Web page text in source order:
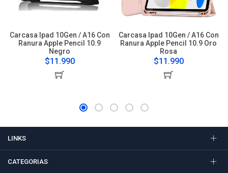
Carcasa Ipad 10Gen / A16 Con
Ranura Apple Pencil 10.9
Negro
$11.990
Carcasa Ipad 10Gen / A16 Con
Ranura Apple Pencil 10.9 Oro
Rosa
$11.990
LINKS
CATEGORIAS